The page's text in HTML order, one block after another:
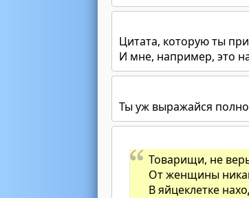
Цитата, которую ты
И мне, например, это
Ты уж выражайся
Товарищи, не
От женщины
В яйцеклетке